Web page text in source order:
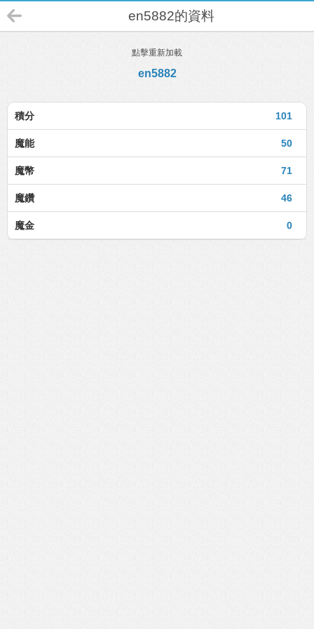
en5882的資料
點擊重新加載
en5882
101
積分
50
魔能
71
魔幣
46
魔鑽
0
魔金